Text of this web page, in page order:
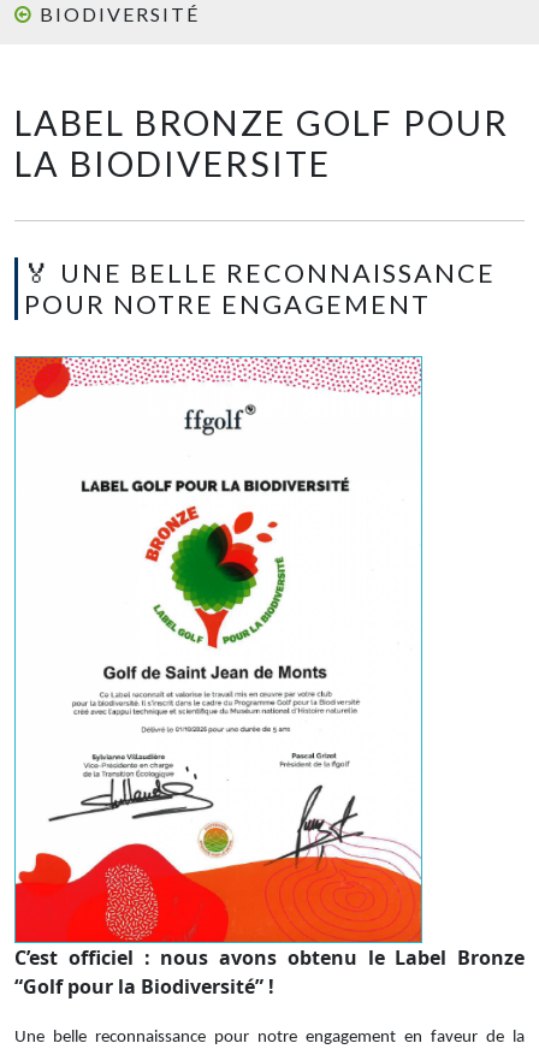
BIODIVERSITÉ
LABEL BRONZE GOLF POUR
LA BIODIVERSITE
🏅 UNE BELLE RECONNAISSANCE
POUR NOTRE ENGAGEMENT
C’est officiel : nous avons obtenu le Label Bronze
“Golf pour la Biodiversité” !
Une belle reconnaissance pour notre engagement en faveur de la